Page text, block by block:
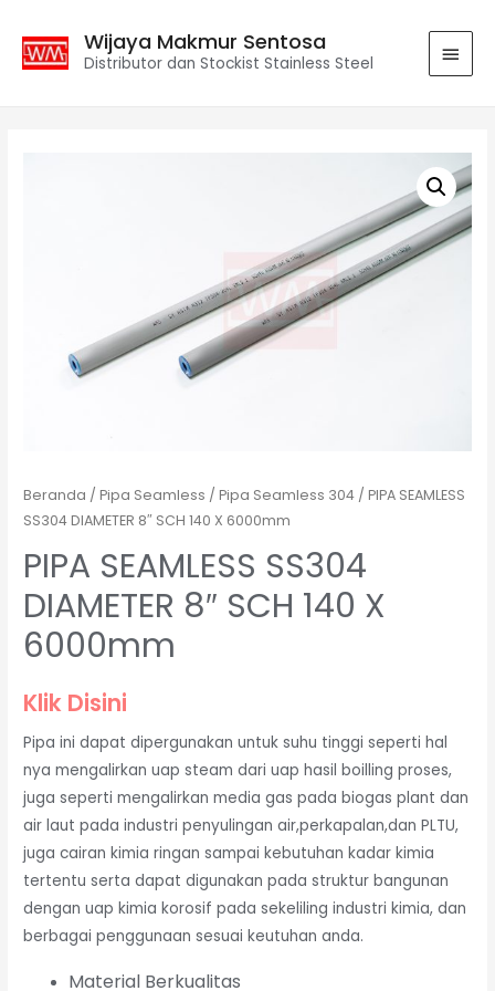
Wijaya Makmur Sentosa
Distributor dan Stockist Stainless Steel
Beranda /Pipa Seamless /Pipa Seamless 304 / PIPA SEAMLESS
SS304 DIAMETER 8″ SCH 140 X 6000mm
PIPA SEAMLESS SS304
DIAMETER 8″ SCH 140 X
6000mm
Klik Disini
Pipa ini dapat dipergunakan untuk suhu tinggi seperti hal
nya mengalirkan uap steam dari uap hasil boilling proses,
juga seperti mengalirkan media gas pada biogas plant dan
air laut pada industri penyulingan air,perkapalan,dan PLTU,
juga cairan kimia ringan sampai kebutuhan kadar kimia
tertentu serta dapat digunakan pada struktur bangunan
dengan uap kimia korosif pada sekeliling industri kimia, dan
berbagai penggunaan sesuai keutuhan anda.
Material Berkualitas